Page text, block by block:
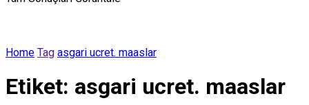
Home Tag asgari ucret. maaslar
Etiket: asgari ucret. maaslar